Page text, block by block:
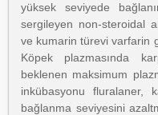
yüksek seviyede
sergileyen non-steroidal
ve kumarin türevi varfarin
Köpek plazmasında
beklenen maksimum
inkübasyonu fluralaner,
bağlanma seviyesini